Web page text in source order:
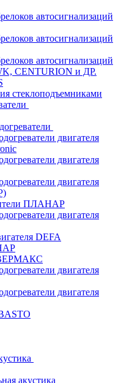
автосигнализаций
автосигнализаций
автосигнализаций
CENTURION и ДР.
стеклоподъемниками
двигателя
двигателя
двигателя
ПЛАНАР
двигателя
DEFA
двигателя
двигателя
акустика